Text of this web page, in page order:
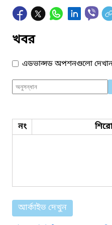
খবর
এডভান্সড অপশনগুলো
নং
আর্কাইভ দেখুন